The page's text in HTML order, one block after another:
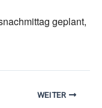
geplant,
WEITER